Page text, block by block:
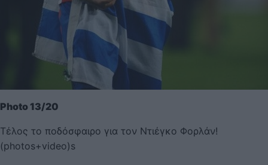
Photo 13/20
Τέλος το ποδόσφαιρο για τον Ντιέγκο Φορλάν!
(photos+video)s